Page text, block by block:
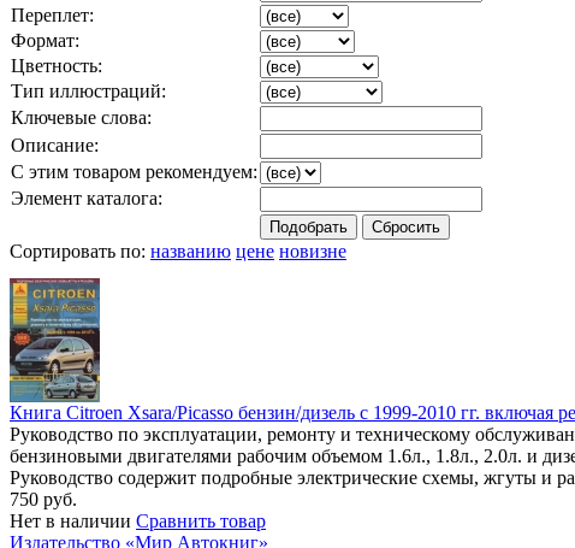
Переплет:
Формат:
Цветность:
Тип иллюстраций:
Ключевые слова:
Описание:
С этим товаром рекомендуем:
Элемент каталога:
Сортировать по: названию цене новизне
Книга Citroen Xsаrа/Picasso бензин/дизель с 1999-2010 гг. включая
Руководство по эксплуатации, ремонту и техническому
бензиновыми двигателями рабочим объемом 1.6л., 1.8л., 2.0л. и
Руководство содержит подробные электрические схемы, жгуты и
750 руб.
Нет в наличии Сравнить товар
Издательство «Мир Автокниг»